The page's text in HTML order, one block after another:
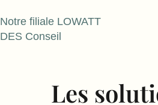
Notre filiale LOWATT
DES Conseil
Les